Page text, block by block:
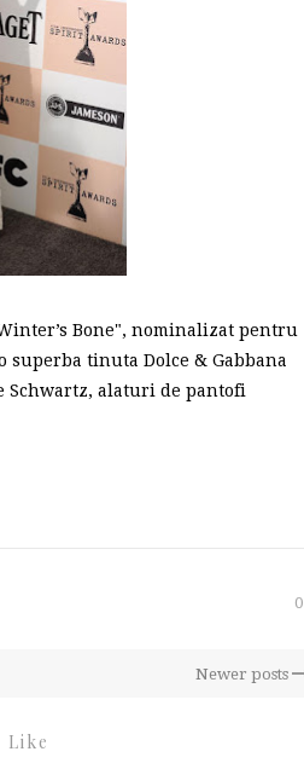
Bone", nominalizat pentru
tinuta Dolce & Gabbana
Schwartz, alaturi de pantofi
0
Newer posts
Like